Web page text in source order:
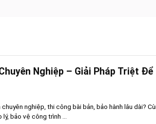
Nghiệp – Giải Pháp Triệt Để
nghiệp, thi công bài bản, bảo hành lâu dài?
bảo vệ công trình ...